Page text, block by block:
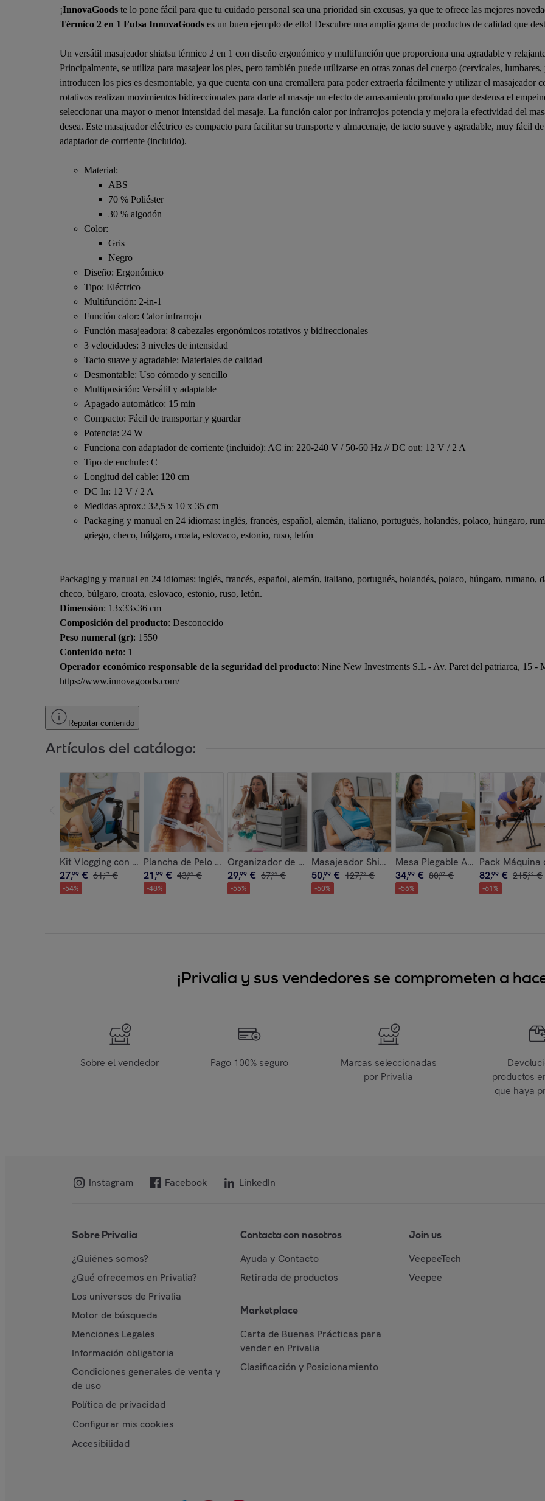
¡InnovaGoods te lo pone fácil para que tu cuidado personal sea una prioridad sin excusas, ya que te ofrece las mejores
Térmico 2 en 1 Futsa InnovaGoods es un buen ejemplo de ello! Descubre una amplia gama de productos de calidad que
Un versátil masajeador shiatsu térmico 2 en 1 con diseño ergonómico y multifunción que proporciona una agradable y
Principalmente, se utiliza para masajear los pies, pero también puede utilizarse en otras zonas del cuerpo (cervicales,
introducen los pies es desmontable, ya que cuenta con una cremallera para poder extraerla fácilmente y utilizar el masajeador
rotativos realizan movimientos bidireccionales para darle al masaje un efecto de amasamiento profundo que destensa el
seleccionar una mayor o menor intensidad del masaje. La función calor por infrarrojos potencia y mejora la efectividad del
desea. Este masajeador eléctrico es compacto para facilitar su transporte y almacenaje, de tacto suave y agradable, muy fácil
adaptador de corriente (incluido).
Material:
ABS
70 % Poliéster
30 % algodón
Color:
Gris
Negro
Diseño: Ergonómico
Tipo: Eléctrico
Multifunción: 2-in-1
Función calor: Calor infrarrojo
Función masajeadora: 8 cabezales ergonómicos rotativos y bidireccionales
3 velocidades: 3 niveles de intensidad
Tacto suave y agradable: Materiales de calidad
Desmontable: Uso cómodo y sencillo
Multiposición: Versátil y adaptable
Apagado automático: 15 min
Compacto: Fácil de transportar y guardar
Potencia: 24 W
Funciona con adaptador de corriente (incluido): AC in: 220-240 V / 50-60 Hz // DC out: 12 V / 2 A
Tipo de enchufe: C
Longitud del cable: 120 cm
DC In: 12 V / 2 A
Medidas aprox.: 32,5 x 10 x 35 cm
Packaging y manual en 24 idiomas: inglés, francés, español, alemán, italiano, portugués, holandés, polaco, húngaro,
griego, checo, búlgaro, croata, eslovaco, estonio, ruso, letón
Packaging y manual en 24 idiomas: inglés, francés, español, alemán, italiano, portugués, holandés, polaco, húngaro, rumano,
checo, búlgaro, croata, eslovaco, estonio, ruso, letón.
Dimensión: 13x33x36 cm
Composición del producto: Desconocido
Peso numeral (gr): 1550
Contenido neto: 1
Operador económico responsable de la seguridad del producto: Nine New Investments S.L - Av. Paret del patriarca, 15 -
https://www.innovagoods.com/
Reportar contenido
Artículos del catálogo:
Kit Vlogging con Luz, Micrófono y Mando Plodni InnovaGoods 6 Piezas
27,99 € 61,17 €
-54%
Plancha de Pelo Cerámica para Ondas Wavio InnovaGoods 55 W
21,99 € 43,02 €
-48%
Organizador de Maquillaje Makeser InnovaGoods
29,99 € 67,22 €
-55%
Masajeador Shiatsu Recargable Pro Massatsu
50,99 € 127,72 €
-60%
Mesa Plegable Auxiliar de Bambú
34,99 € 80,07 €
-56%
Pack Máquina
82,99 € 215,32 €
-61%
¡Privalia y sus vendedores se comprometen a
Sobre el vendedor Pago 100% seguro
Marcas seleccionadas
por Privalia
productos
que haya
Instagram Facebook LinkedIn
Sobre Privalia
¿Quiénes somos?
¿Qué ofrecemos en Privalia?
Los universos de Privalia
Motor de búsqueda
Menciones Legales
Información obligatoria
Condiciones generales de venta y
de uso
Política de privacidad
Configurar mis cookies
Accesibilidad
Contacta con nosotros
Ayuda y Contacto
Retirada de productos
Marketplace
Carta de Buenas Prácticas para
vender en Privalia
Clasificación y Posicionamiento
Join us
VeepeeTech
Veepee